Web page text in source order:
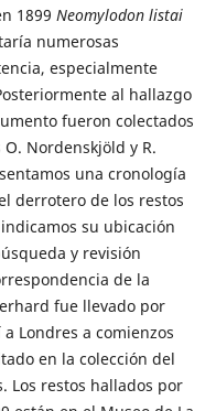
1899 Neomylodon listai
numerosas
especialmente
al hallazgo
fueron colectados
Nordenskjöld y R.
una cronología
derrotero de los restos
su ubicación
y revisión
de la
fue llevado por
Londres a comienzos
en la colección del
Los restos hallados por